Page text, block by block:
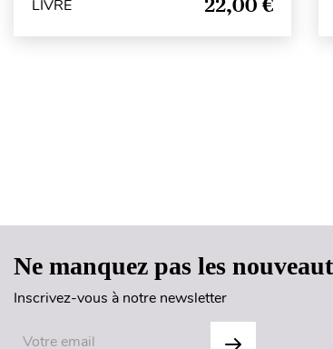
LIVRE
Ne manquez pas les
Inscrivez-vous à notre newsletter